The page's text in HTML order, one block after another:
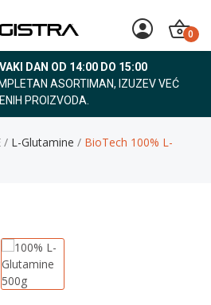
0
DAN OD 14:00 DO 15:00
ASORTIMAN, IZUZEV VEĆ
PROIZVODA.
L-Glutamine
BioTech 100% L-